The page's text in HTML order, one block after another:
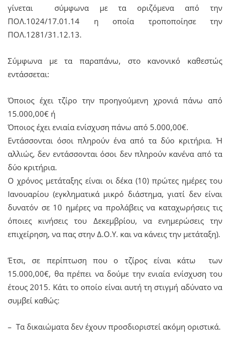
γίνεται σύμφωνα με τα οριζόμενα από την
ΠΟΛ.1024/17.01.14 η οποία τροποποίησε την
ΠΟΛ.1281/31.12.13.
Σύμφωνα με τα παραπάνω, στο κανονικό καθεστώς
εντάσσεται:
Όποιος έχει τζίρο την προηγούμενη χρονιά πάνω από
15.000,00€ ή
Όποιος έχει ενιαία ενίσχυση πάνω από 5.000,00€.
Εντάσσονται όσοι πληρούν ένα από τα δύο κριτήρια. Ή
αλλιώς, δεν εντάσσονται όσοι δεν πληρούν κανένα από τα
δύο κριτήρια.
Ο χρόνος μετάταξης είναι οι δέκα (10) πρώτες ημέρες του
Ιανουαρίου (εγκληματικά μικρό διάστημα, γιατί δεν είναι
δυνατόν σε 10 ημέρες να προλάβεις να καταχωρήσεις τις
όποιες κινήσεις του Δεκεμβρίου, να ενημερώσεις την
επιχείρηση, να πας στην Δ.Ο.Υ. και να κάνεις την μετάταξη).
Έτσι, σε περίπτωση που ο τζίρος είναι κάτω των
15.000,00€, θα πρέπει να δούμε την ενιαία ενίσχυση του
έτους 2015. Κάτι το οποίο είναι αυτή τη στιγμή αδύνατο να
συμβεί καθώς:
– Τα δικαιώματα δεν έχουν προσδιοριστεί ακόμη οριστικά.